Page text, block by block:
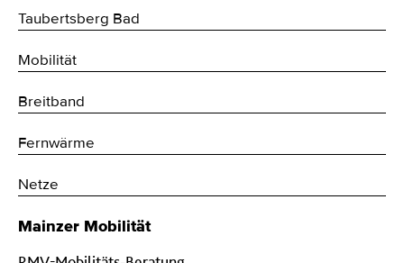
Taubertsberg Bad
Mobilität
Breitband
Fernwärme
Netze
Mainzer Mobilität